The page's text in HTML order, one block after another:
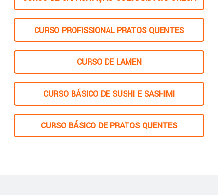
CURSO PROFISSIONAL PRATOS QUENTES
CURSO DE LAMEN
CURSO BÁSICO DE SUSHI E SASHIMI
CURSO BÁSICO DE PRATOS QUENTES